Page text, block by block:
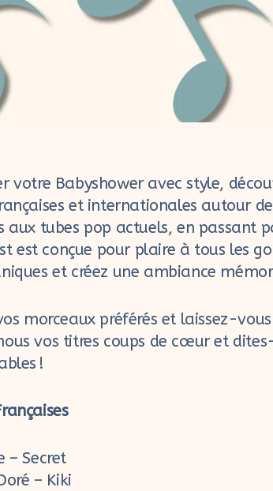
votre Babyshower avec style,
et internationales autour
aux tubes pop actuels, en passant
est conçue pour plaire à tous les
et créez une ambiance
morceaux préférés et laissez-
vos titres coups de cœur et
!
– Secret
– Kiki